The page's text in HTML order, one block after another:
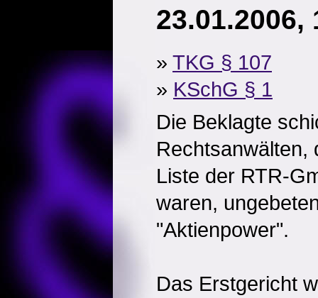
23.01.2006,
» TKG § 107
» KSchG § 1
Die Beklagte
Rechtsanwälten,
Liste der RTR-
waren,
"Aktienpower".
Das Erstgericht